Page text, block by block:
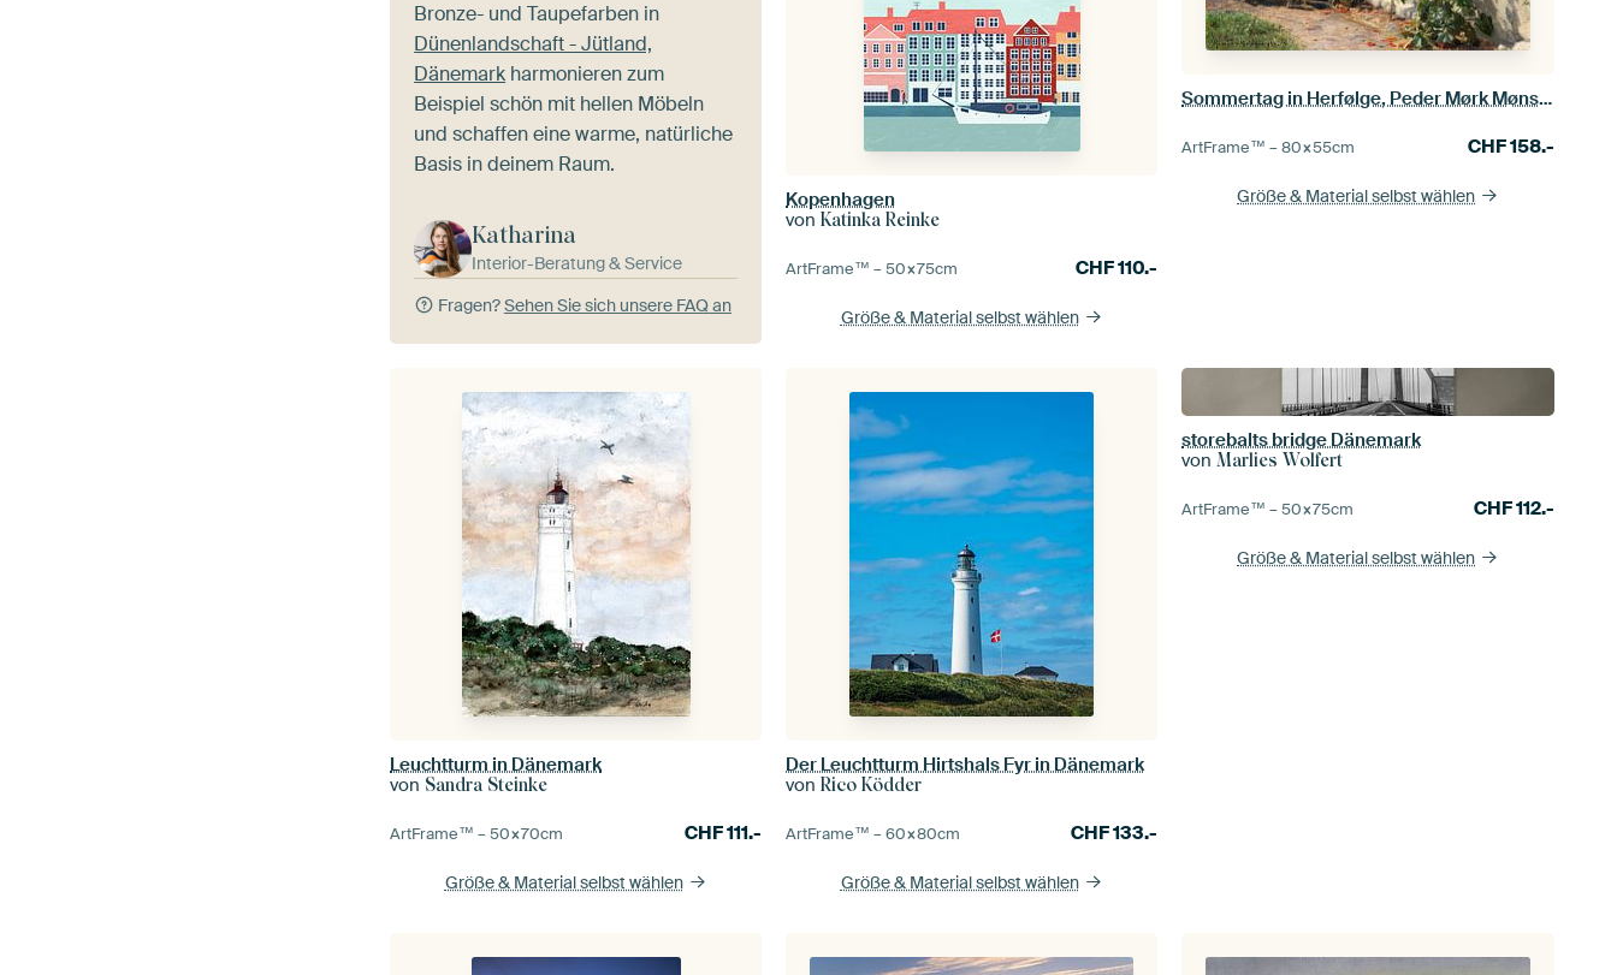
Bronze- und Taupefarben in
Dünenlandschaft - Jütland,
Dänemark harmonieren zum
Beispiel schön mit hellen Möbeln
und schaffen eine warme, natürliche
Basis in deinem Raum.
Katharina
Interior-Beratung & Service
Fragen?Sehen Sie sich unsere FAQ an
Kopenhagen
vonKatinka Reinke
ArtFrame™ –50×75cm CHF110.-
Größe & Material selbst wählen
Sommertag in Herfølge, Peder Mørk Mønsted
ArtFrame™ –80×55cm CHF158.-
Größe & Material selbst wählen
Leuchtturm in Dänemark
von Sandra Steinke
ArtFrame™ –50×70cm CHF111.-
Größe & Material selbst wählen
Der Leuchtturm Hirtshals Fyr in Dänemark
vonRico Ködder
ArtFrame™ –60×80cm CHF133.-
Größe & Material selbst wählen
storebalts bridge Dänemark
vonMarlies Wolfert
ArtFrame™ –50×75cm CHF112.-
Größe & Material selbst wählen